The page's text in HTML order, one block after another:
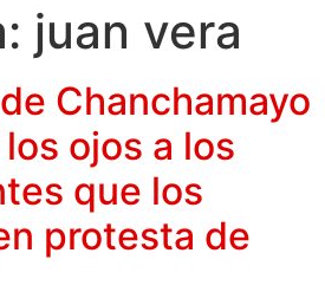
juan vera
Chanchamayo
los ojos a los
que los
protesta de